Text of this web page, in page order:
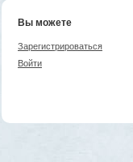
Вы можете
Зарегистрироваться
Войти